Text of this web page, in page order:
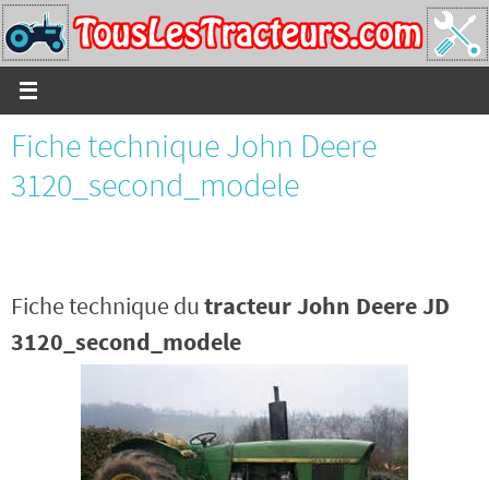
Passer
vers
le
contenu
Fiche technique John Deere
3120_second_modele
Fiche technique dutracteur John Deere JD
3120_second_modele